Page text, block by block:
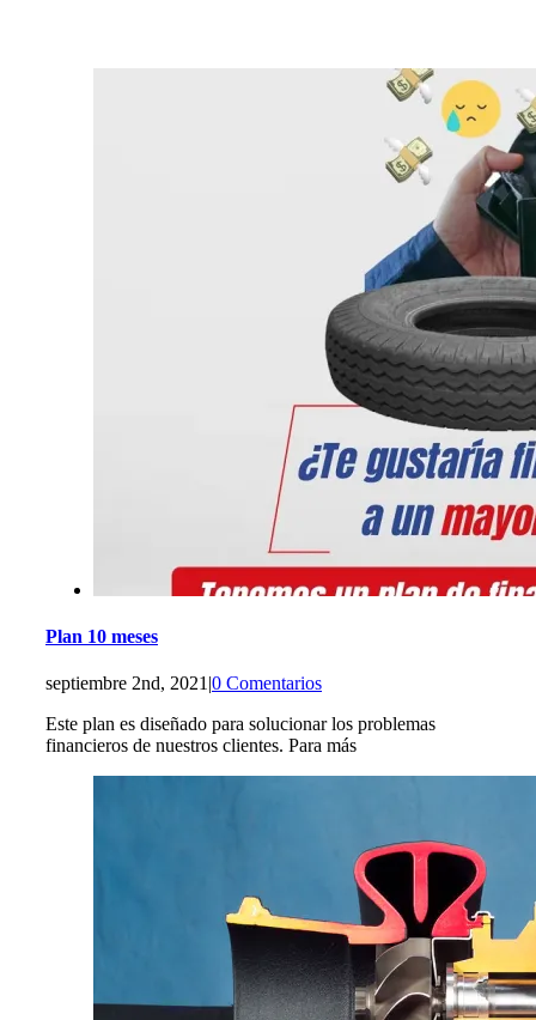
Plan 10 meses
septiembre 2nd, 2021 |0 Comentarios
Este plan es diseñado para solucionar los problemas
financieros de nuestros clientes. Para más